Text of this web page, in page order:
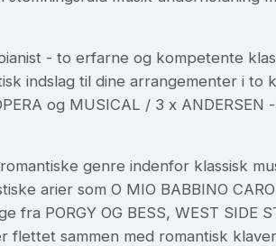
- to erfarne og kompetente
indslag til dine arrangementer i to
og MUSICAL / 3 x ANDERSEN
genre indenfor klassisk
arier som O MIO BABBINO
fra PORGY OG BESS, WEST SIDE
flettet sammen med romantisk